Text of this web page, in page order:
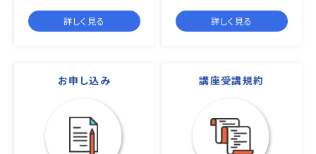
詳しく見る 詳しく見る
お申し込み 講座受講規約